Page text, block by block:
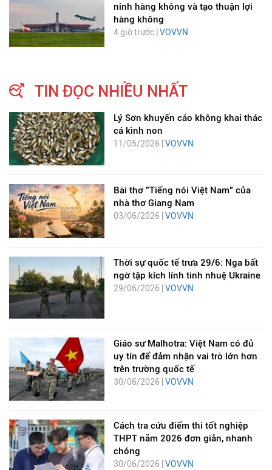
ninh hàng không và tạo thuận lợi
hàng không
4 giờ trước | VOVVN
TIN ĐỌC NHIỀU NHẤT
Lý Sơn khuyến cáo không khai thác
cá kình non
11/05/2026 | VOVVN
Bài thơ "Tiếng nói Việt Nam" của
nhà thơ Giang Nam
03/06/2026 | VOVVN
Thời sự quốc tế trưa 29/6: Nga bất
ngờ tập kích lính tinh nhuệ Ukraine
29/06/2026 |VOVVN
Giáo sư Malhotra: Việt Nam có đủ
uy tín để đảm nhận vai trò lớn hơn
trên trường quốc tế
30/06/2026 | VOVVN
Cách tra cứu điểm thi tốt nghiệp
THPT năm 2026 đơn giản, nhanh
chóng
30/06/2026 | VOVVN